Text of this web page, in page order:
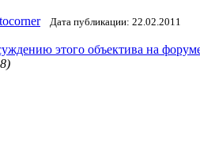
Дата публикации: 22.02.2011
этого объектива на